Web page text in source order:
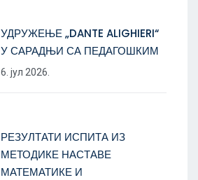
УДРУЖЕЊЕ „DANTE ALIGHIERI“
У САРАДЊИ СА ПЕДАГОШКИМ
6. јул 2026.
РЕЗУЛТАТИ ИСПИТА ИЗ
МЕТОДИКЕ НАСТАВЕ
МАТЕМАТИКЕ И